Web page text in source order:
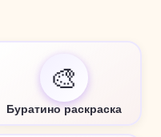
🎨
Буратино раскраска